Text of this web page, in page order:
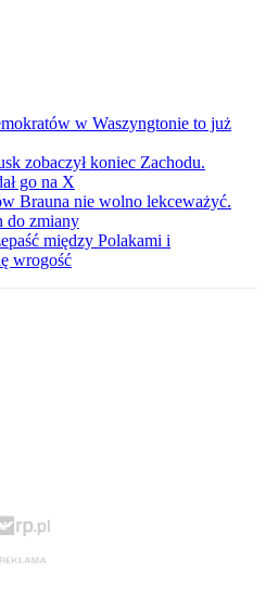
w Waszyngtonie to już
zobaczył koniec Zachodu.
go na X
Brauna nie wolno lekceważyć.
do zmiany
między Polakami i
wrogość